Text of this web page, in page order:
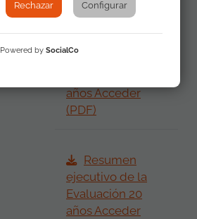
años Acceder
(PDF)
Resumen
ejecutivo de la
Evaluación 20
años Acceder
Rechazar Configurar
Powered by SocialCo